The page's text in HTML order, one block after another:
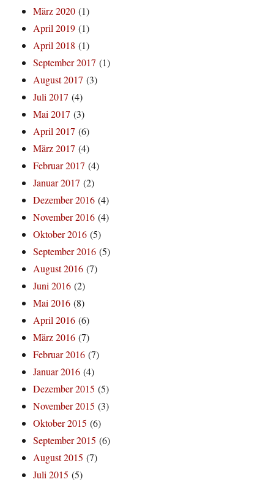
März 2020 (1)
April 2019 (1)
April 2018 (1)
September 2017 (1)
August 2017 (3)
Juli 2017 (4)
Mai 2017 (3)
April 2017 (6)
März 2017 (4)
Februar 2017 (4)
Januar 2017 (2)
Dezember 2016 (4)
November 2016 (4)
Oktober 2016 (5)
September 2016 (5)
August 2016 (7)
Juni 2016 (2)
Mai 2016 (8)
April 2016 (6)
März 2016 (7)
Februar 2016 (7)
Januar 2016 (4)
Dezember 2015 (5)
November 2015 (3)
Oktober 2015 (6)
September 2015 (6)
August 2015 (7)
Juli 2015 (5)